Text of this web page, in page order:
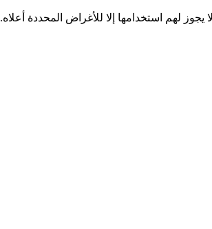
يجوز لهم استخدامها إلا للأغراض المحددة أعلاه.